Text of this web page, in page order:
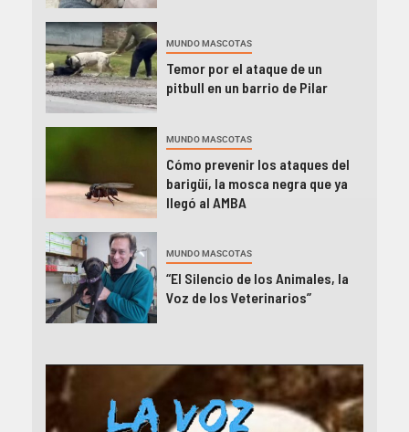
MUNDO MASCOTAS
Temor por el ataque de un
pitbull en un barrio de Pilar
MUNDO MASCOTAS
Cómo prevenir los ataques del
barigüí, la mosca negra que ya
llegó al AMBA
MUNDO MASCOTAS
“El Silencio de los Animales, la
Voz de los Veterinarios”